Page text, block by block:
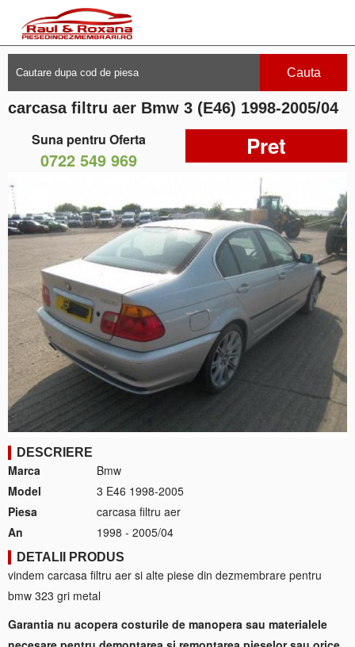
Cauta
carcasa filtru aer Bmw 3 (E46) 1998-2005/04
Suna pentru Oferta
0722 549 969 Pret
DESCRIERE
Marca
Bmw
Model
3 E46 1998-2005
Piesa
carcasa filtru aer
An
1998 - 2005/04
DETALII PRODUS
vindem carcasa filtru aer si alte piese din dezmembrare pentru
bmw 323 gri metal
Garantia nu acopera costurile de manopera sau materialele